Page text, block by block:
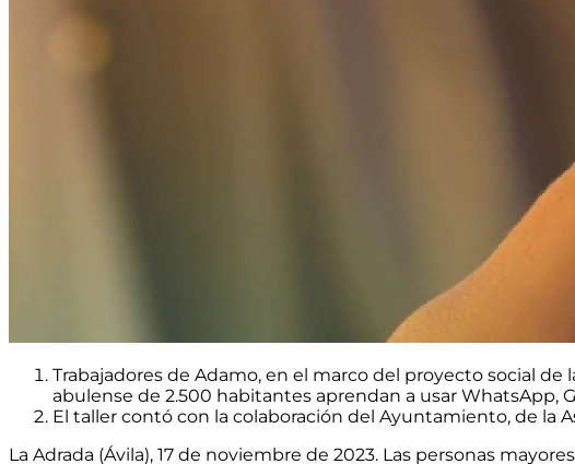
Trabajadores de Adamo, en el marco del proyecto social
abulense de 2.500 habitantes aprendan a usar WhatsApp,
El taller contó con la colaboración del Ayuntamiento, de la
La Adrada (Ávila), 17 de noviembre de 2023. Las personas